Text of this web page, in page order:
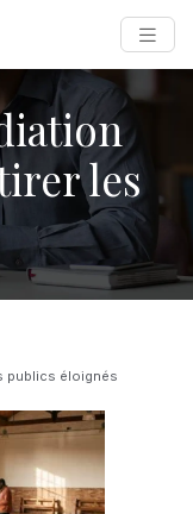
les
publics éloignés